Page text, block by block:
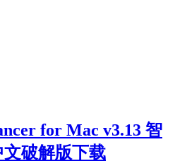
for Mac v3.13 智
破解版下载